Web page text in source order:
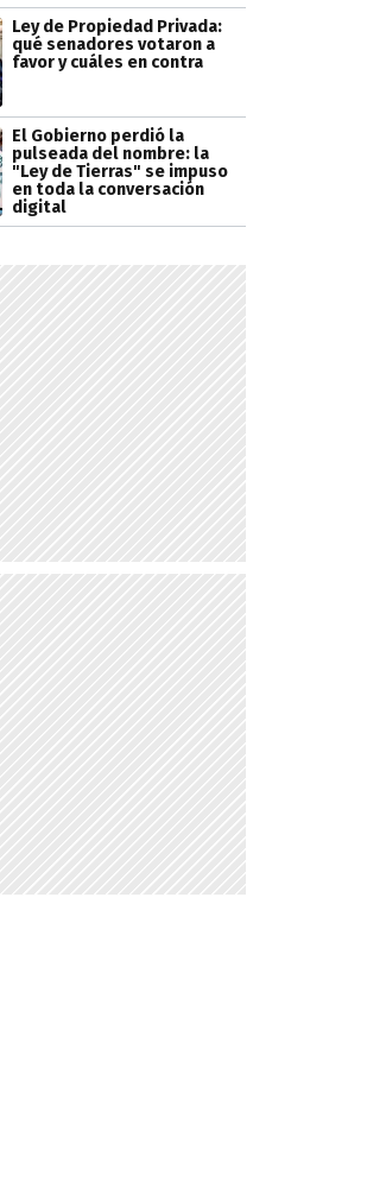
Ley de Propiedad Privada:
qué senadores votaron a
favor y cuáles en contra
El Gobierno perdió la
pulseada del nombre: la
"Ley de Tierras" se impuso
en toda la conversación
digital